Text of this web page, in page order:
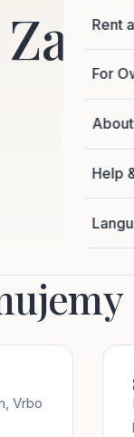
Rent
For
About
Help
24/7.
Vrbo